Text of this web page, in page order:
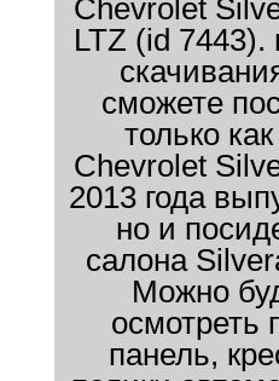
Chevrolet
LTZ (id
сможете
только
Chevrolet
2013 года
но и
салона
Можно
осмотреть
панель,